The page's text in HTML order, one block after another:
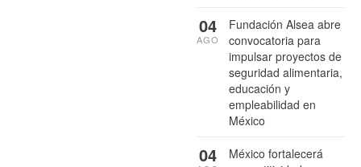
Fundación Alsea abre
convocatoria para
impulsar proyectos de
seguridad alimentaria,
educación y
empleabilidad en
México
04
AGO
México fortalecerá
04